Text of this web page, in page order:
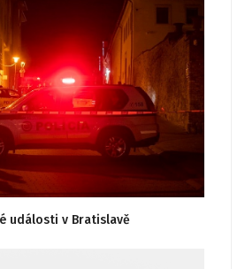
události v Bratislavě